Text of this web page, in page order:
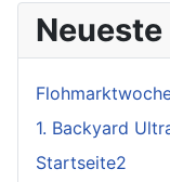
1. Backyard
Startseite2